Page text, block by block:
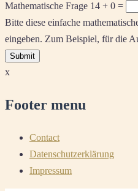
Mathematische Frage 14 + 0 =
Bitte diese einfache
eingeben. Zum Beispiel, für die
x
Footer menu
Contact
Datenschutzerklärung
Impressum